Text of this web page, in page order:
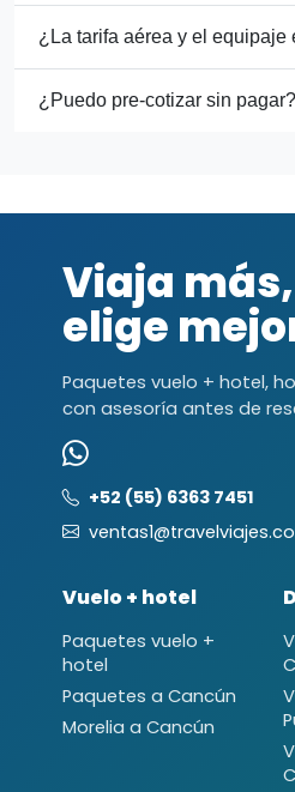
¿La tarifa aérea y el equipaje
¿Puedo pre-cotizar sin pagar?
Viaja más,
elige
Paquetes vuelo + hotel,
con asesoría antes de
+52 (55) 6363 7451
Vuelo + hotel
Paquetes vuelo +
hotel
Paquetes a Cancún
Morelia a Cancún